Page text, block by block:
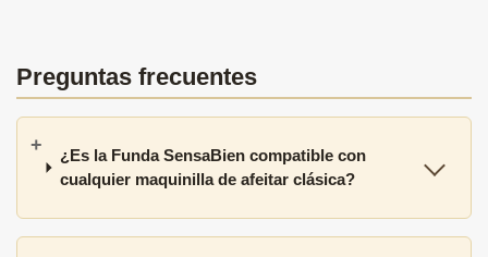
Preguntas frecuentes
¿Es la Funda SensaBien compatible con
cualquier maquinilla de afeitar clásica?